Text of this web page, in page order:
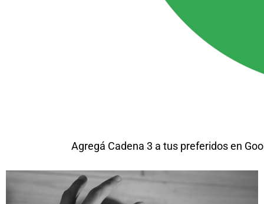
Agregá Cadena 3 a tus preferidos en